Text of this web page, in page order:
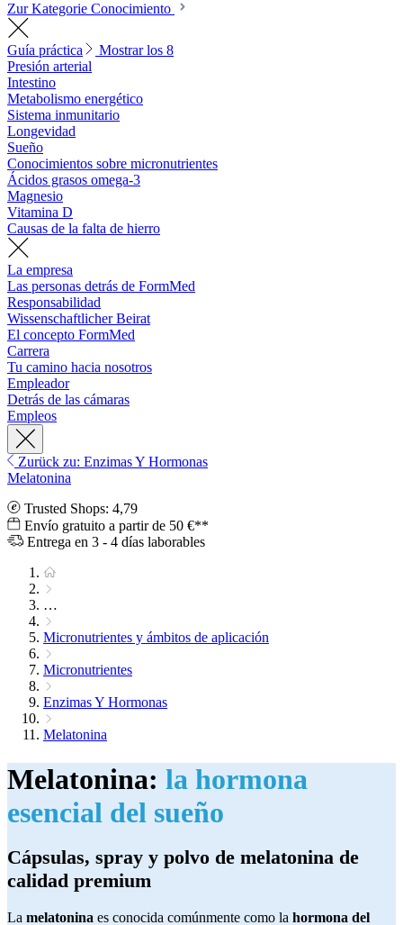
Zur Kategorie Conocimiento
Guía práctica
Mostrar los 8
Presión arterial
Intestino
Metabolismo energético
Sistema inmunitario
Longevidad
Sueño
Conocimientos sobre micronutrientes
Ácidos grasos omega-3
Magnesio
Vitamina D
Causas de la falta de hierro
La empresa
Las personas detrás de FormMed
Responsabilidad
Wissenschaftlicher Beirat
El concepto FormMed
Carrera
Tu camino hacia nosotros
Empleador
Detrás de las cámaras
Empleos
Zurück zu: Enzimas Y Hormonas
Melatonina
Trusted Shops: 4,79
Envío gratuito a partir de 50 €**
Entrega en 3 - 4 días laborables
…
Micronutrientes y ámbitos de aplicación
Micronutrientes
Enzimas Y Hormonas
Melatonina
Melatonina: la hormona
esencial del sueño
Cápsulas, spray y polvo de melatonina de
calidad premium
La melatonina es conocida comúnmente como la hormona del